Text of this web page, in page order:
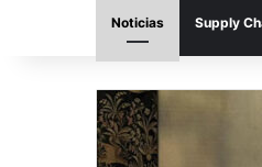
Noticias Supply